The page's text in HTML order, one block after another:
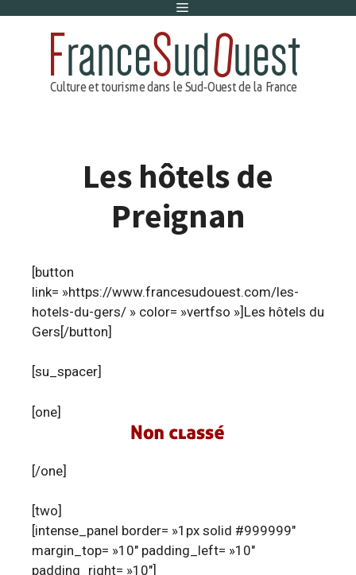
Menu
Les hôtels de
Preignan
[button
link= »https://www.francesudouest.com/les-
hotels-du-gers/ » color= »vertfso »]Les hôtels du
Gers[/button]
[su_spacer]
[one]
[/one]
[two]
[intense_panel border= »1px solid #999999″
margin_top= »10″ padding_left= »10″
padding_right= »10″]